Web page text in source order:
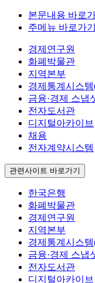
본문내용 바로가
주메뉴 바로가기
경제연구원
화폐박물관
지역본부
경제통계시스템
금융·경제 스냅
전자도서관
디지털아카이브
채용
전자계약시스템
관련사이트 바로가기
한국은행
화폐박물관
경제연구원
지역본부
경제통계시스템
금융·경제 스냅
전자도서관
디지털아카이브